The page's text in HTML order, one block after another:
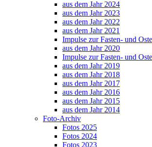
aus dem Jahr 2024
aus dem Jahr 2023
aus dem Jahr 2022
aus dem Jahr 2021
Impulse zur Fasten- und
aus dem Jahr 2020
Impulse zur Fasten- und
aus dem Jahr 2019
aus dem Jahr 2018
aus dem Jahr 2017
aus dem Jahr 2016
aus dem Jahr 2015
aus dem Jahr 2014
Foto-Archiv
Fotos 2025
Fotos 2024
Fotos 2023